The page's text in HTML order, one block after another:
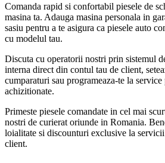
Comanda rapid si confortabil piesele de
masina ta. Adauga masina personala in
sasiu pentru a te asigura ca piesele auto
cu modelul tau.
Discuta cu operatorii nostri prin sistemul
interna direct din contul tau de client,
cumparaturi sau programeaza-te la
achizitionate.
Primeste piesele comandate in cel mai
nostri de curierat oriunde in Romania.
loialitate si discounturi exclusive la
client.